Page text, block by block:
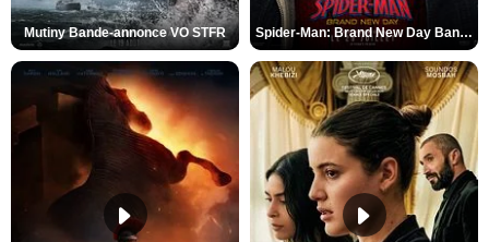
Mutiny Bande-annonce VO STFR Spider-Man: Brand New Day Bande-annonce VO STFR